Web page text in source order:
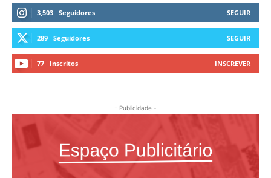
3,503 Seguidores SEGUIR
289 Seguidores SEGUIR
77 Inscritos INSCREVER
- Publicidade -